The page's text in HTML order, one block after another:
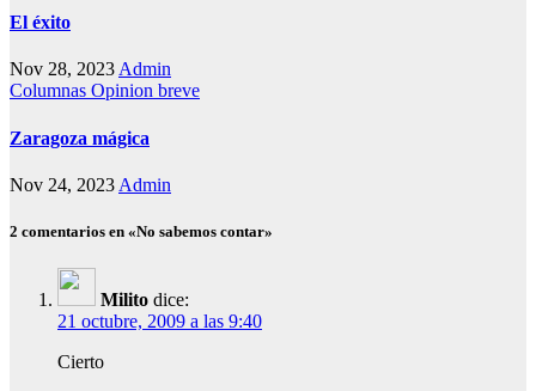
El éxito
Nov 28, 2023 Admin
Columnas Opinion breve
Zaragoza mágica
Nov 24, 2023 Admin
2 comentarios en «No sabemos contar»
Milito dice:
21 octubre, 2009 a las 9:40
Cierto